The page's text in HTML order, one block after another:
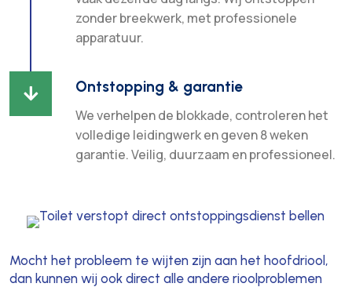
zonder breekwerk, met professionele
apparatuur.
 Ontstopping & garantie
We verhelpen de blokkade, controleren het
volledige leidingwerk en geven 8 weken
garantie. Veilig, duurzaam en professioneel.
Mocht het probleem te wijten zijn aan het hoofdriool,
dan kunnen wij ook direct alle andere rioolproblemen